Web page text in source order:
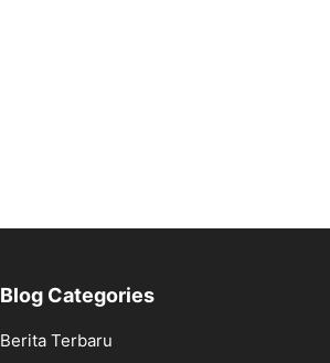
Blog Categories
Berita Terbaru